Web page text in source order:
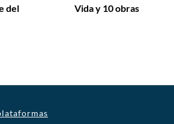
del
Vida y 10 obras